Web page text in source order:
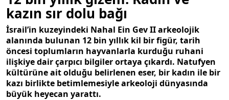
kazın sır dolu bağı
İsrail’in kuzeyindeki Nahal Ein Gev II arkeolojik
alanında bulunan 12 bin yıllık kil bir figür, tarih
öncesi toplumların hayvanlarla kurduğu ruhani
ilişkiye dair çarpıcı bilgiler ortaya çıkardı. Natufyen
kültürüne ait olduğu belirlenen eser, bir kadın ile bir
kazı birlikte betimlemesiyle arkeoloji dünyasında
büyük heyecan yarattı.